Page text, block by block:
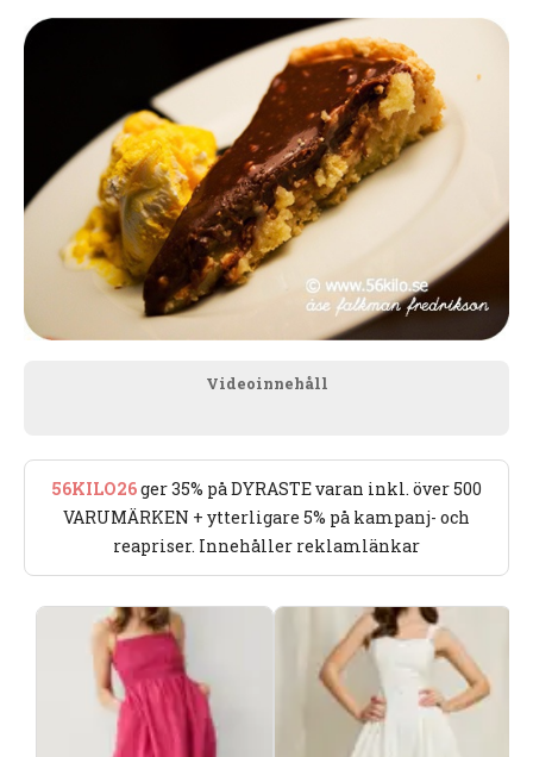
Videoinnehåll
56KILO26ger 35% på DYRASTE varan inkl. över 500
VARUMÄRKEN + ytterligare 5% på kampanj- och
reapriser. Innehåller reklamlänkar